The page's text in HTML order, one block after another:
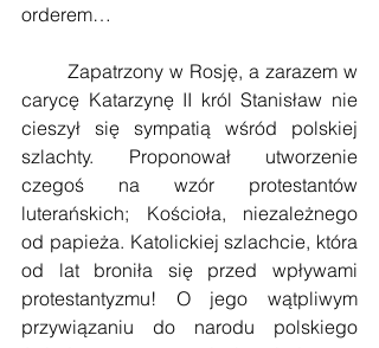
orderem…
        Zapatrzony w Rosję, a zarazem w
carycę Katarzynę II król Stanisław nie
cieszył się sympatią wśród polskiej
szlachty. Proponował utworzenie
czegoś na wzór protestantów
luterańskich; Kościoła, niezależnego
od papieża. Katolickiej szlachcie, która
od lat broniła się przed wpływami
protestantyzmu! O jego wątpliwym
przywiązaniu do narodu polskiego